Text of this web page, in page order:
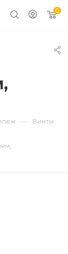
0
— Винты